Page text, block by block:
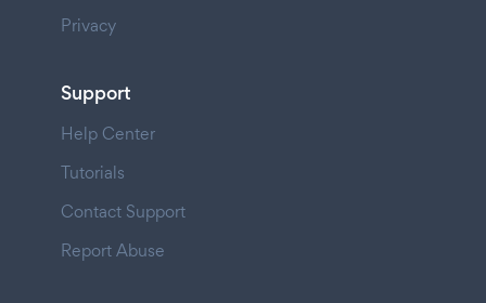
Privacy
Support
Help Center
Tutorials
Contact Support
Report Abuse